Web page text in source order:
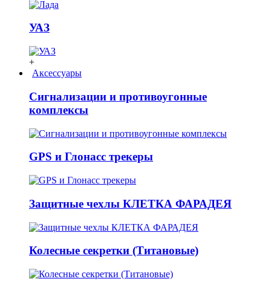
УАЗ
+
Аксессуары
Сигнализации и противоугонные
комплексы
GPS и Глонасс трекеры
Защитные чехлы КЛЕТКА ФАРАДЕЯ
Колесные секретки (Титановые)